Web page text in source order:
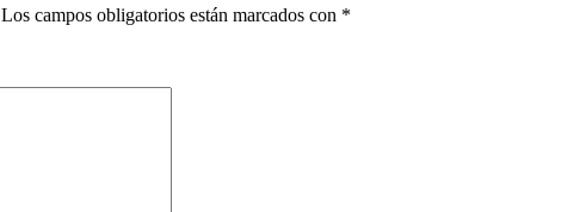
Los campos obligatorios están marcados con *